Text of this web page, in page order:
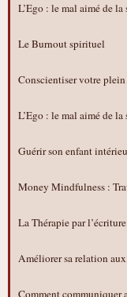
L’Ego : le mal aimé de
Le Burnout spirituel
Conscientiser votre
L’Ego : le mal aimé de
Guérir son enfant
Money Mindfulness :
La Thérapie par l’écriture
Améliorer sa relation
Comment communiquer